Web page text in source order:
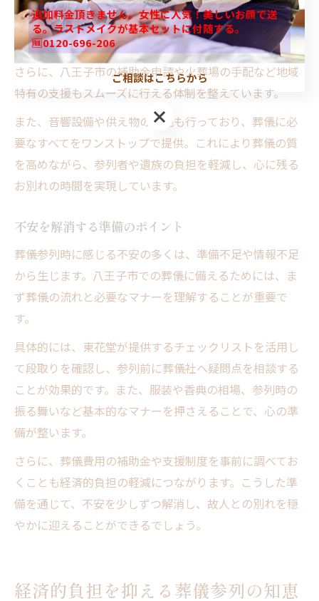
具体的には、葬儀の企画から手続き、当日の進行まで一
貫して担当者が寄り添い、参列者の不安を和らげます。
さらに、八王子市の補助金申請や火葬場の手配など地域
特有の支援もスムーズに行える体制を整えています。
また、音響設備や供え物の販売も行っており、葬儀に必
要なすべてをワンストップで提供。これにより葬儀の質
を高めながら、参列者や遺族の負担を軽減し、心に残る
お別れの時間を実現しています。
不安を解消する準備のポイント
葬儀参列時に感じる不安の多くは、準備不足や情報不足
から生じます。八王子市での葬儀に備えるためには、ま
ず葬儀の流れと必要なマナーを理解することが重要で
す。
具体的には、東花堂が提供するチェックリストを活用し
て段取りを確認し、参列前に葬儀社へ疑問点を相談する
ことが効果的です。また、服装や香典の相場、参列時の
振る舞いなど基本的なマナーを押さえることで、心の準
備が整います。
さらに、葬儀費用の補助金や支援制度を事前に調べてお
くことも経済的負担の軽減につながります。こうした準
備を通じて、不安を少しずつ解消し、故人との別れを穏
やかに迎えることができるでしょう。
経済的負担を抑える葬儀参列の知恵
追加料金頂きません。女性に人気！美しいお顔で送
る。ラストメイクが基本セットに付随する。
🆓0120-696-206
ご相談はこちらから